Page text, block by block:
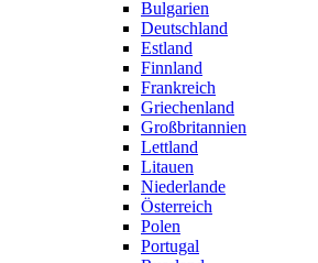
Bulgarien
Deutschland
Estland
Finnland
Frankreich
Griechenland
Großbritannien
Lettland
Litauen
Niederlande
Österreich
Polen
Portugal